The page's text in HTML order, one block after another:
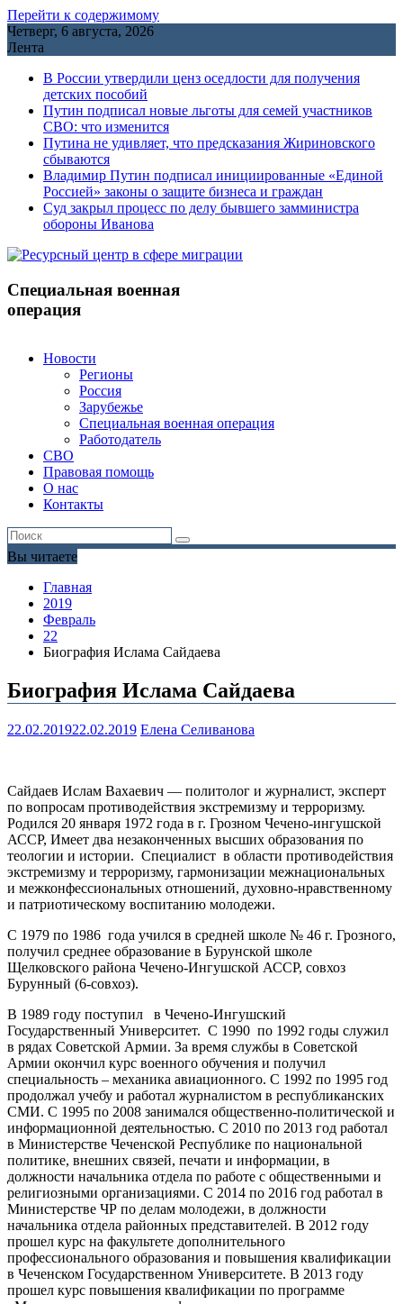
Перейти к содержимому
Четверг, 6 августа, 2026
Лента
В России утвердили ценз оседлости для получения
детских пособий
Путин подписал новые льготы для семей участников
СВО: что изменится
Путина не удивляет, что предсказания Жириновского
сбываются
Владимир Путин подписал инициированные «Единой
Россией» законы о защите бизнеса и граждан
Cуд закрыл процесс по делу бывшего замминистра
обороны Иванова
Специальная военная
операция
Новости
Регионы
Россия
Зарубежье
Специальная военная операция
Работодатель
СВО
Правовая помощь
О нас
Контакты
Вы читаете
Главная
2019
Февраль
22
Биография Ислама Сайдаева
Биография Ислама Сайдаева
22.02.201922.02.2019 Елена Селиванова
Сайдаев Ислам Вахаевич — политолог и журналист, эксперт
по вопросам противодействия экстремизму и терроризму.
Родился 20 января 1972 года в г. Грозном Чечено-ингушской
АССР, Имеет два незаконченных высших образования по
теологии и истории. Специалист в области противодействия
экстремизму и терроризму, гармонизации межнациональных
и межконфессиональных отношений, духовно-нравственному
и патриотическому воспитанию молодежи.
С 1979 по 1986 года учился в средней школе № 46 г. Грозного,
получил среднее образование в Бурунской школе
Щелковского района Чечено-Ингушской АССР, совхоз
Бурунный (6-совхоз).
В 1989 году поступил в Чечено-Ингушский
Государственный Университет. С 1990 по 1992 годы служил
в рядах Советской Армии. За время службы в Советской
Армии окончил курс военного обучения и получил
специальность – механика авиационного. С 1992 по 1995 год
продолжал учебу и работал журналистом в республиканских
СМИ. С 1995 по 2008 занимался общественно-политической и
информационной деятельностью. С 2010 по 2013 год работал
в Министерстве Чеченской Республике по национальной
политике, внешних связей, печати и информации, в
должности начальника отдела по работе с общественными и
религиозными организациями. С 2014 по 2016 год работал в
Министерстве ЧР по делам молодежи, в должности
начальника отдела районных представителей. В 2012 году
прошел курс на факультете дополнительного
профессионального образования и повышения квалификации
в Чеченском Государственном Университете. В 2013 году
прошел курс повышения квалификации по программе